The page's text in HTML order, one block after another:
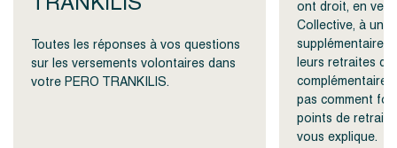
Toutes les réponses à vos questions
sur les versements volontaires dans
votre PERO TRANKILIS.
ont droit, en
Collective, à une
supplémentaire
leurs retraites
pas comment
points de
vous explique.